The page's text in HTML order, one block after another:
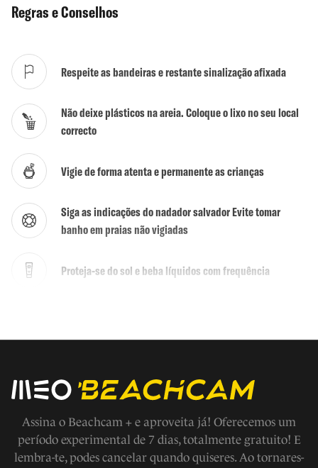
Surf / Bodyboard
Mergulho
Escola de Surf
Regras e Conselhos
Respeite as bandeiras e restante sinalização afixada
Não deixe plásticos na areia. Coloque o lixo no seu local
correcto
Vigie de forma atenta e permanente as crianças
Siga as indicações do nadador salvador Evite tomar
banho em praias não vigiadas
Proteja-se do sol e beba líquidos com frequência
Evite fazer barulho
Respeite os modos de vida e tradições locais, a fauna e
Assina o Beachcam + e aproveita já! Oferecemos um
período experimental de 7 dias, totalmente gratuito! E
lembra-te, podes cancelar quando quiseres. Ao tornares-